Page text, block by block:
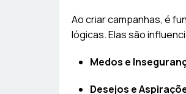
Ao criar campanhas, é
lógicas. Elas são
Medos e
Desejos e